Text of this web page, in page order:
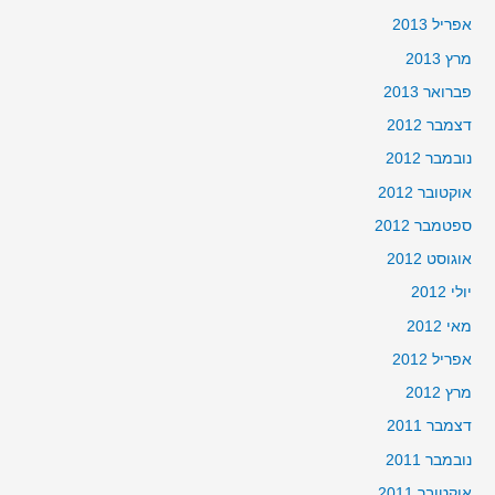
אפריל 2013
מרץ 2013
פברואר 2013
דצמבר 2012
נובמבר 2012
אוקטובר 2012
ספטמבר 2012
אוגוסט 2012
יולי 2012
מאי 2012
אפריל 2012
מרץ 2012
דצמבר 2011
נובמבר 2011